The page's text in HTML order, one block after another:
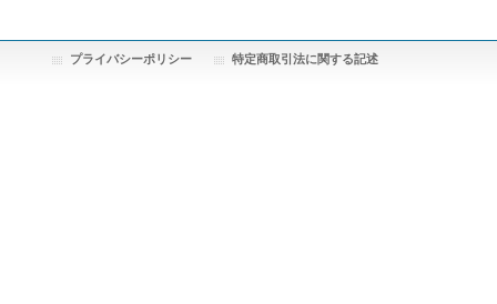
プライバシーポリシー 特定商取引法に関する記述